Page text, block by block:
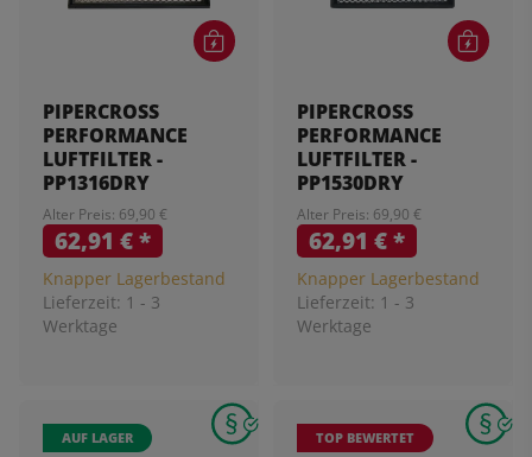
PIPERCROSS
PERFORMANCE
LUFTFILTER -
PP1316DRY
Alter Preis: 69,90 €
62,91 €*
Knapper Lagerbestand
Lieferzeit: 1 - 3
Werktage
PIPERCROSS
PERFORMANCE
LUFTFILTER -
PP1530DRY
Alter Preis: 69,90 €
62,91 €*
Knapper Lagerbestand
Lieferzeit: 1 - 3
Werktage
AUF LAGER TOP BEWERTET